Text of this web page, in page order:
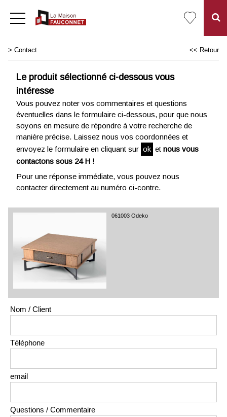
> Contact << Retour
Le produit sélectionné ci-dessous vous
intéresse
Vous pouvez noter vos commentaires et questions
éventuelles dans le formulaire ci-dessous, pour que nous
soyons en mesure de répondre à votre recherche de
manière précise. Laissez nous vos coordonnées et
envoyez le formulaire en cliquant sur ok et nous vous
contactons sous 24 H !
Pour une réponse immédiate, vous pouvez nous
contacter directement au numéro ci-contre.
061003 Odeko
Nom / Client
Téléphone
email
Questions / Commentaire